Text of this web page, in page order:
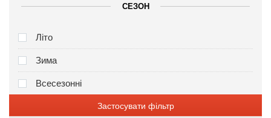
СЕЗОН
Літо
Зима
Всесезонні
Застосувати фільтр